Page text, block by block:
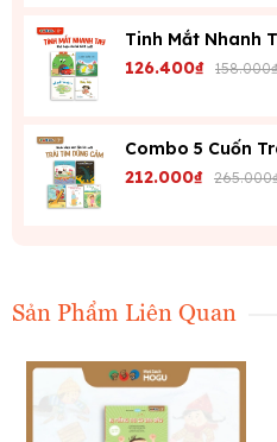
Tinh Mắt Nhanh
126.400₫ 158.000₫
Combo 5 Cuốn
212.000₫
Sản Phẩm Liên Quan